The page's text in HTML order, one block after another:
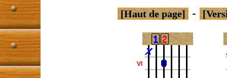
[Haut de page] -
VI